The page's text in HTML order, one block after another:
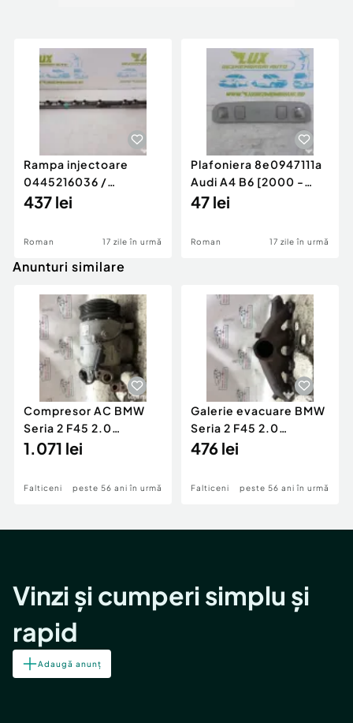
Rampa injectoare
0445216036 /
780542302 3.0 d 313
437 lei
Roman 17 zile în urmă
Plafoniera 8e0947111a
Audi A4 B6 [2000 -
2005]
47 lei
Roman 17 zile în urmă
Anunturi similare
Compresor AC BMW
Seria 2 F45 2.0
Motorina 2016
1.071 lei
Falticeni peste 56 ani în urmă
Galerie evacuare BMW
Seria 2 F45 2.0
Motorina 2016
476 lei
Falticeni peste 56 ani în urmă
Vinzi și cumperi simplu și
rapid
Adaugă anunț